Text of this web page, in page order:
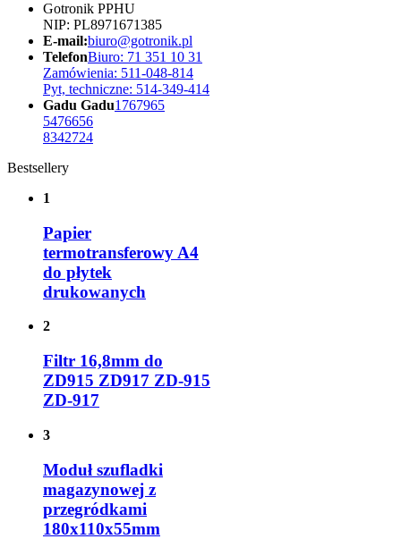
Gotronik PPHU
NIP: PL8971671385
E-mail:biuro@gotronik.pl
TelefonBiuro: 71 351 10 31
Zamówienia: 511-048-814
Pyt, techniczne: 514-349-414
Gadu Gadu1767965
5476656
8342724
Bestsellery
1
Papier
termotransferowy A4
do płytek
drukowanych
2
Filtr 16,8mm do
ZD915 ZD917 ZD-915
ZD-917
3
Moduł szufladki
magazynowej z
przegródkami
180x110x55mm